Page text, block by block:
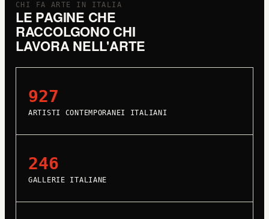
CHI FA ARTE IN ITALIA
LE PAGINE CHE
RACCOLGONO CHI
LAVORA NELL'ARTE
927
ARTISTI CONTEMPORANEI ITALIANI
246
GALLERIE ITALIANE